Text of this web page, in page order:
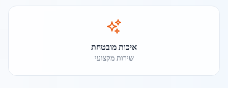
איכות מובטחת
שירות מקצועי